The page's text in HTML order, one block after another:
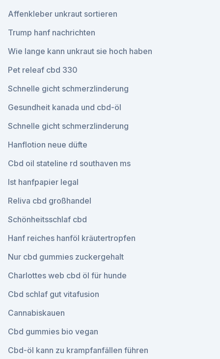
Affenkleber unkraut sortieren
Trump hanf nachrichten
Wie lange kann unkraut sie hoch haben
Pet releaf cbd 330
Schnelle gicht schmerzlinderung
Gesundheit kanada und cbd-öl
Schnelle gicht schmerzlinderung
Hanflotion neue düfte
Cbd oil stateline rd southaven ms
Ist hanfpapier legal
Reliva cbd großhandel
Schönheitsschlaf cbd
Hanf reiches hanföl kräutertropfen
Nur cbd gummies zuckergehalt
Charlottes web cbd öl für hunde
Cbd schlaf gut vitafusion
Cannabiskauen
Cbd gummies bio vegan
Cbd-öl kann zu krampfanfällen führen